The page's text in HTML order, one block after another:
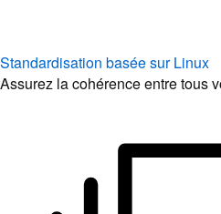
Standardisation basée sur Linux
Assurez la cohérence entre tous